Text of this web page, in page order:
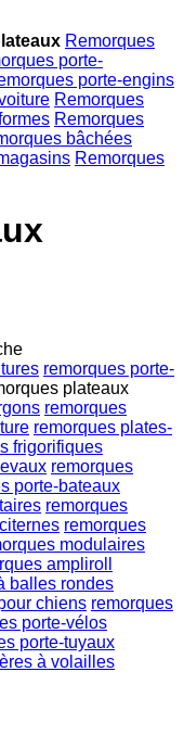
Remorques
porte-
porte-engins
Remorques
Remorques
bâchées
Remorques
remorques porte-
plateaux
remorques
remorques plates-
frigorifiques
remorques
porte-bateaux
remorques
remorques
modulaires
ampliroll
balles rondes
chiens remorques
porte-vélos
porte-tuyaux
à volailles